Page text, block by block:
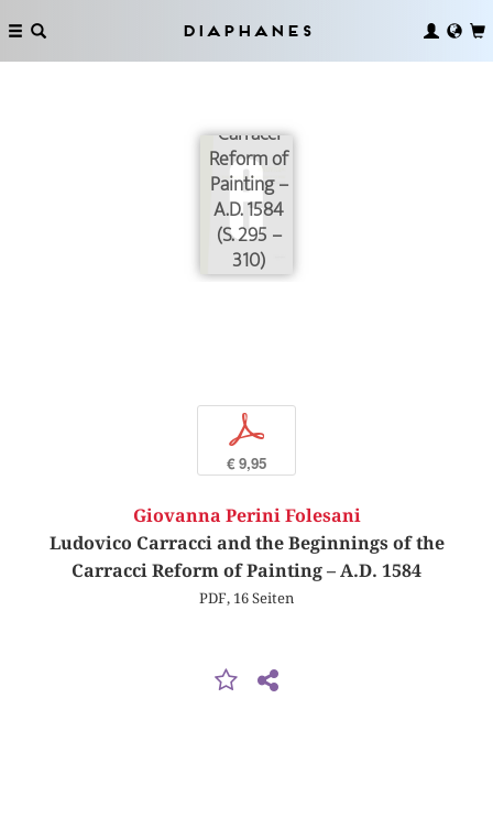
Diaphanes
Carracci
and the
Carracci
Reform of
Painting –
A.D. 1584
(S. 295 –
310)
p
€ 9,95
Giovanna Perini Folesani
Ludovico Carracci and the Beginnings of the
Carracci Reform of Painting – A.D. 1584
PDF, 16 Seiten